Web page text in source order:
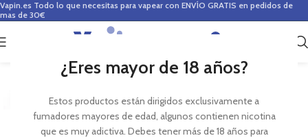
¿Eres mayor de 18 años?
Estos productos están dirigidos exclusivamente a
fumadores mayores de edad, algunos contienen nicotina
que es muy adictiva. Debes tener más de 18 años para
Vapin.es Todo lo que necesitas para vapear con ENVÍO GRATIS en pedidos de
mas de 30€
0